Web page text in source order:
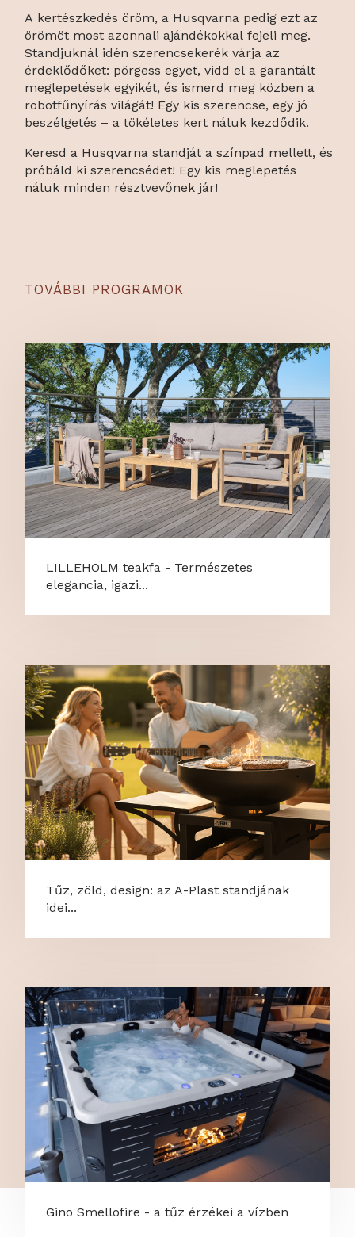
A kertészkedés öröm, a Husqvarna pedig ezt az
örömöt most azonnali ajándékokkal fejeli meg.
Standjuknál idén szerencsekerék várja az
érdeklődőket: pörgess egyet, vidd el a garantált
meglepetések egyikét, és ismerd meg közben a
robotfűnyírás világát! Egy kis szerencse, egy jó
beszélgetés – a tökéletes kert náluk kezdődik.
Keresd a Husqvarna standját a színpad mellett, és
próbáld ki szerencsédet! Egy kis meglepetés
náluk minden résztvevőnek jár!
TOVÁBBI PROGRAMOK
LILLEHOLM teakfa - Természetes
elegancia, igazi...
Tűz, zöld, design: az A-Plast standjának
idei...
Gino Smellofire - a tűz érzékei a vízben